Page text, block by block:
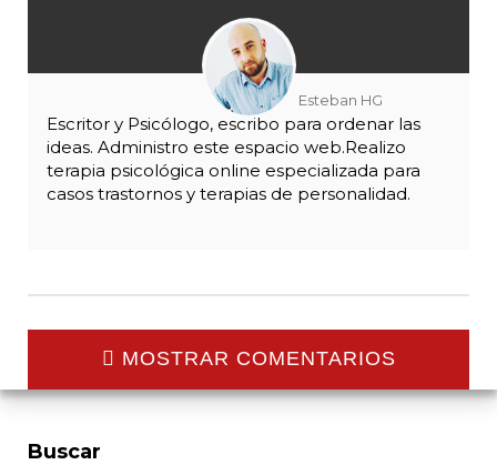
Esteban HG
Escritor y Psicólogo, escribo para ordenar las
ideas. Administro este espacio web.Realizo
terapia psicológica online especializada para
casos trastornos y terapias de personalidad.
MOSTRAR COMENTARIOS
Buscar